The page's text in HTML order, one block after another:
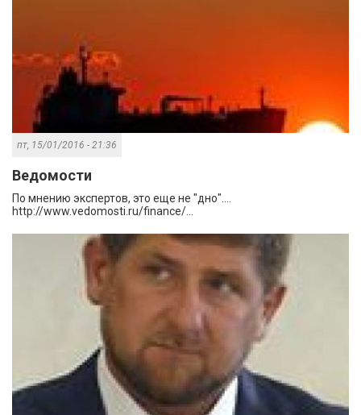
пт, 15/01/2016 - 21:36
Ведомости
По мнению экспертов, это еще не "дно"....
http://www.vedomosti.ru/finance/...